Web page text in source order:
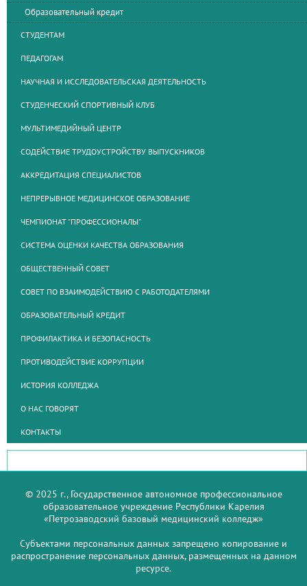
Образовательный кредит
СТУДЕНТАМ
ПЕДАГОГАМ
НАУЧНАЯ И ИССЛЕДОВАТЕЛЬСКАЯ ДЕЯТЕЛЬНОСТЬ
СТУДЕНЧЕСКИЙ СПОРТИВНЫЙ КЛУБ
МУЛЬТИМЕДИЙНЫЙ ЦЕНТР
СОДЕЙСТВИЕ ТРУДОУСТРОЙСТВУ ВЫПУСКНИКОВ
АККРЕДИТАЦИЯ СПЕЦИАЛИСТОВ
НЕПРЕРЫВНОЕ МЕДИЦИНСКОЕ ОБРАЗОВАНИЕ
ЧЕМПИОНАТ "ПРОФЕССИОНАЛЫ"
СИСТЕМА ОЦЕНКИ КАЧЕСТВА ОБРАЗОВАНИЯ
ОБЩЕСТВЕННЫЙ СОВЕТ
СОВЕТ ПО ВЗАИМОДЕЙСТВИЮ С РАБОТОДАТЕЛЯМИ
ОБРАЗОВАТЕЛЬНЫЙ КРЕДИТ
ПРОФИЛАКТИКА И БЕЗОПАСНОСТЬ
ПРОТИВОДЕЙСТВИЕ КОРРУПЦИИ
ИСТОРИЯ КОЛЛЕДЖА
О НАС ГОВОРЯТ
КОНТАКТЫ
© 2025 г., Государственное автономное профессиональное
образовательное учреждение Республики Карелия
«Петрозаводский базовый медицинский колледж»
Субъектами персональных данных запрещено копирование и
распространение персональных данных, размещенных на данном
ресурсе.